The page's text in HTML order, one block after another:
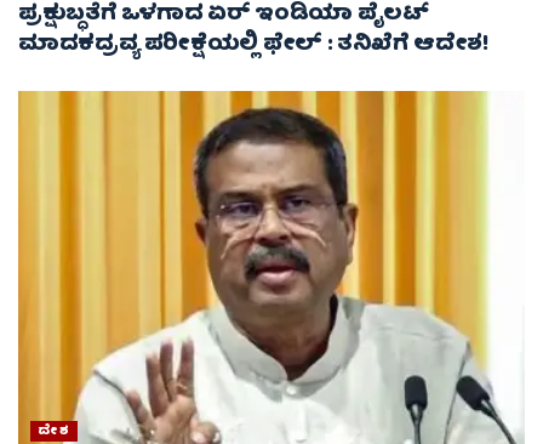
ಪ್ರಕ್ಷುಬ್ಧತೆಗೆ ಒಳಗಾದ ಏರ್ ಇಂಡಿಯಾ ಪೈಲಟ್
ಮಾದಕದ್ರವ್ಯ ಪರೀಕ್ಷೆಯಲ್ಲಿ ಫೇಲ್ : ತನಿಖೆಗೆ ಆದೇಶ!
ದೇಶ